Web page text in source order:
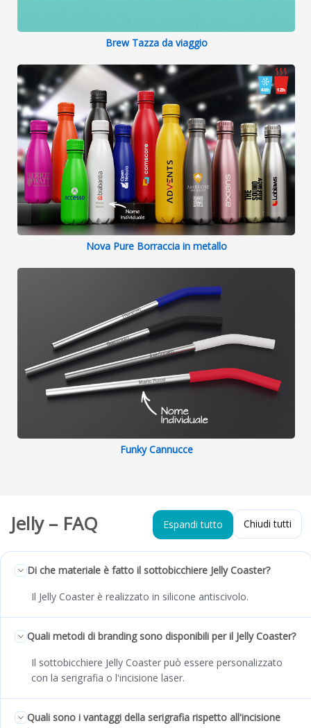
Brew Tazza da viaggio
Nova Pure Borraccia in metallo
Funky Cannucce
Jelly – FAQ Espandi tutto Chiudi tutti
Di che materiale è fatto il sottobicchiere Jelly Coaster?
Il Jelly Coaster è realizzato in silicone antiscivolo.
Quali metodi di branding sono disponibili per il Jelly Coaster?
Il sottobicchiere Jelly Coaster può essere personalizzato
con la serigrafia o l'incisione laser.
Quali sono i vantaggi della serigrafia rispetto all'incisione